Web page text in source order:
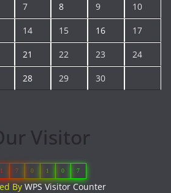
7 8 9 10
14 15 16 17
21 22 23 24
28 29 30
Visitor
1 7 0 1 0 7
ByWPS Visitor Counter